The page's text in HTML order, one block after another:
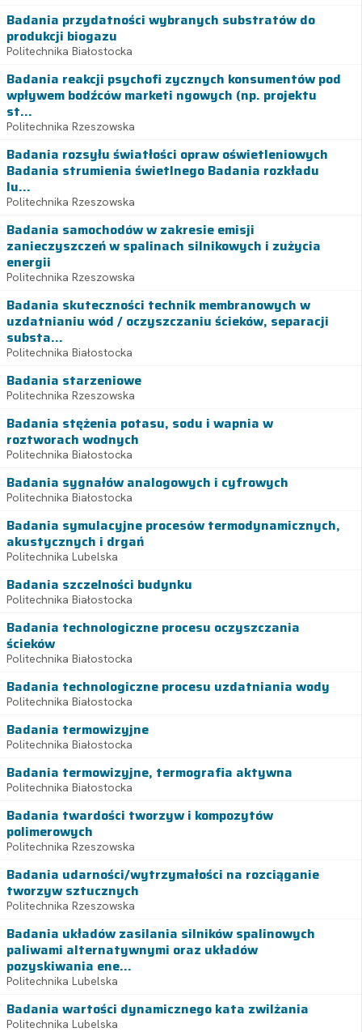
Badania przydatności wybranych substratów do
produkcji biogazu
Politechnika Białostocka
Badania reakcji psychofi zycznych konsumentów pod
wpływem bodźców marketi ngowych (np. projektu
st...
Politechnika Rzeszowska
Badania rozsyłu światłości opraw oświetleniowych
Badania strumienia świetlnego Badania rozkładu
lu...
Politechnika Rzeszowska
Badania samochodów w zakresie emisji
zanieczyszczeń w spalinach silnikowych i zużycia
energii
Politechnika Rzeszowska
Badania skuteczności technik membranowych w
uzdatnianiu wód / oczyszczaniu ścieków, separacji
substa...
Politechnika Białostocka
Badania starzeniowe
Politechnika Rzeszowska
Badania stężenia potasu, sodu i wapnia w
roztworach wodnych
Politechnika Białostocka
Badania sygnałów analogowych i cyfrowych
Politechnika Białostocka
Badania symulacyjne procesów termodynamicznych,
akustycznych i drgań
Politechnika Lubelska
Badania szczelności budynku
Politechnika Białostocka
Badania technologiczne procesu oczyszczania
ścieków
Politechnika Białostocka
Badania technologiczne procesu uzdatniania wody
Politechnika Białostocka
Badania termowizyjne
Politechnika Białostocka
Badania termowizyjne, termografia aktywna
Politechnika Białostocka
Badania twardości tworzyw i kompozytów
polimerowych
Politechnika Rzeszowska
Badania udarności/wytrzymałości na rozciąganie
tworzyw sztucznych
Politechnika Rzeszowska
Badania układów zasilania silników spalinowych
paliwami alternatywnymi oraz układów
pozyskiwania ene...
Politechnika Lubelska
Badania wartości dynamicznego kata zwilżania
Politechnika Lubelska